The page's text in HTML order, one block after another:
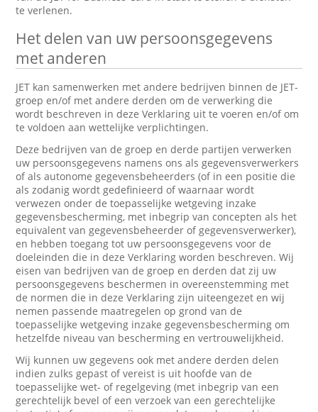
te verlenen.
Het delen van uw persoonsgegevens
met anderen
JET kan samenwerken met andere bedrijven binnen de JET-
groep en/of met andere derden om de verwerking die
wordt beschreven in deze Verklaring uit te voeren en/of om
te voldoen aan wettelijke verplichtingen.
Deze bedrijven van de groep en derde partijen verwerken
uw persoonsgegevens namens ons als gegevensverwerkers
of als autonome gegevensbeheerders (of in een positie die
als zodanig wordt gedefinieerd of waarnaar wordt
verwezen onder de toepasselijke wetgeving inzake
gegevensbescherming, met inbegrip van concepten als het
equivalent van gegevensbeheerder of gegevensverwerker),
en hebben toegang tot uw persoonsgegevens voor de
doeleinden die in deze Verklaring worden beschreven. Wij
eisen van bedrijven van de groep en derden dat zij uw
persoonsgegevens beschermen in overeenstemming met
de normen die in deze Verklaring zijn uiteengezet en wij
nemen passende maatregelen op grond van de
toepasselijke wetgeving inzake gegevensbescherming om
hetzelfde niveau van bescherming en vertrouwelijkheid.
Wij kunnen uw gegevens ook met andere derden delen
indien zulks gepast of vereist is uit hoofde van de
toepasselijke wet- of regelgeving (met inbegrip van een
gerechtelijk bevel of een verzoek van een gerechtelijke